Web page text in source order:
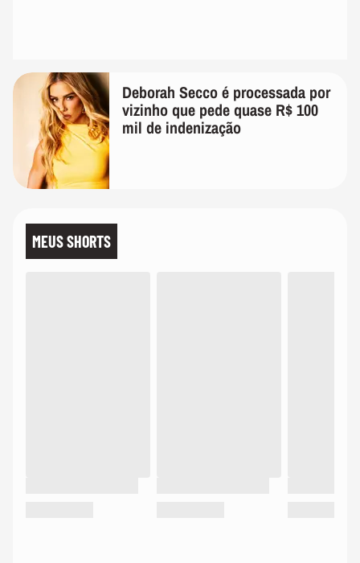
Deborah Secco é processada por
vizinho que pede quase R$ 100
mil de indenização
MEUS SHORTS